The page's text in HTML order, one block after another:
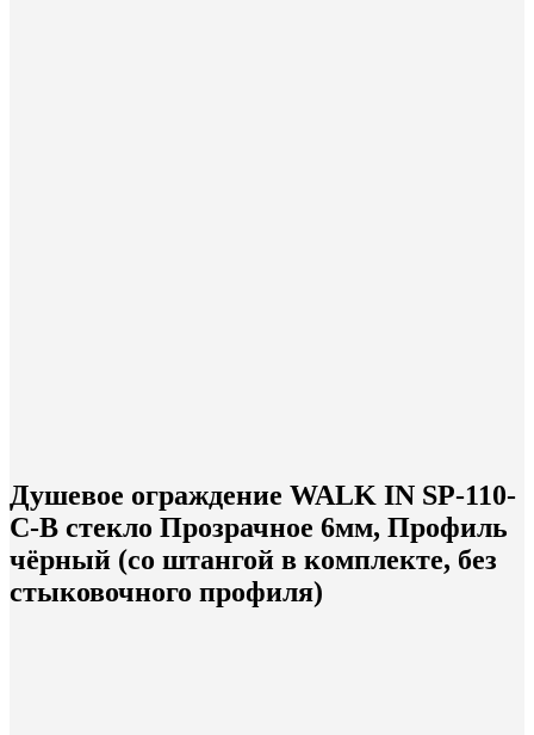
Душевое ограждение WALK IN SP-110-
C-B стекло Прозрачное 6мм, Профиль
чёрный (со штангой в комплекте, без
стыковочного профиля)